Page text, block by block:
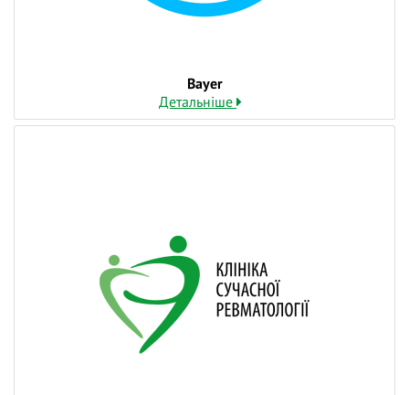
Bayer
Детальніше